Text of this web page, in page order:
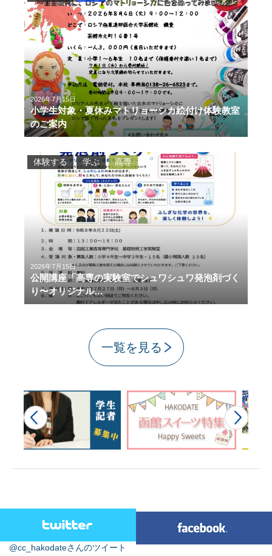
2026年7月15日
小学生対象・夏休みマトリョーシカ絵付け体験教室
のご案内
2026年7月15日
公開講座「高専の実験室でシュワシュワ発泡剤づく
り〜オリジナル…
体験する 学ぶ 高専
一覧を見る
@cc_hakodateさんのツイート